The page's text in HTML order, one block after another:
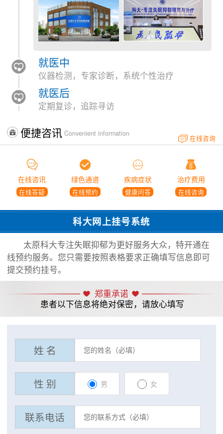
就医中
仪器检测，专家诊断，系统个性治疗
就医后
定期复诊，追踪寻访
便捷咨讯 Convenient information
在线咨询
在线咨讯
在线答疑
绿色通道
在线预约
疾病症状
健康问答
治疗费用
在线咨询
科大网上挂号系统
太原科大专注失眠抑郁为更好服务大众，特开通在
线预约服务。您只需要按照表格要求正确填写信息即可
提交预约挂号。
郑重承诺
患者以下信息将绝对保密，请放心填写
姓 名
性 别 男 女
联系电话